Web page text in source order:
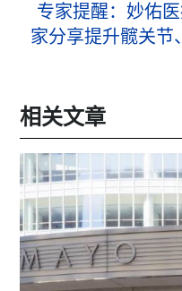
专家提醒：妙佑
家分享提升髋关节
相关文章